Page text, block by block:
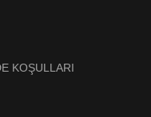
KOŞULLARI